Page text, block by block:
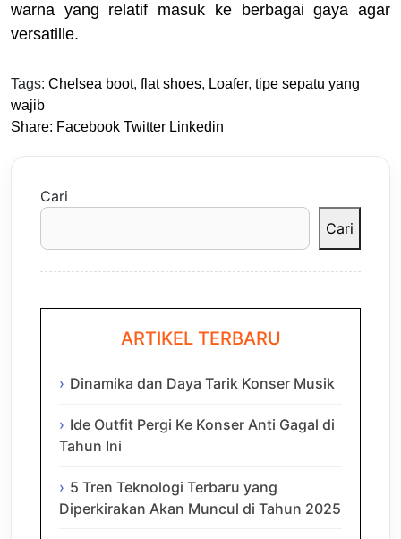
warna yang relatif masuk ke berbagai gaya agar
versatille.
Tags: Chelsea boot, flat shoes, Loafer, tipe sepatu yang
wajib
Share: Facebook Twitter Linkedin
Cari
Cari
ARTIKEL TERBARU
Dinamika dan Daya Tarik Konser Musik
Ide Outfit Pergi Ke Konser Anti Gagal di
Tahun Ini
5 Tren Teknologi Terbaru yang
Diperkirakan Akan Muncul di Tahun 2025